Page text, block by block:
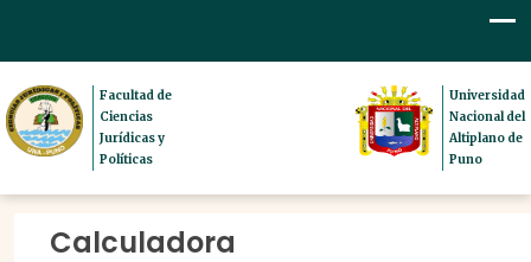
Facultad de
Ciencias
Jurídicas y
Políticas
Universidad
Nacional del
Altiplano de
Puno
Calculadora